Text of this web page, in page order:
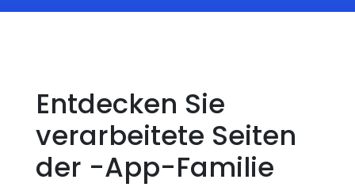
Entdecken Sie
verarbeitete Seiten
der -App-Familie